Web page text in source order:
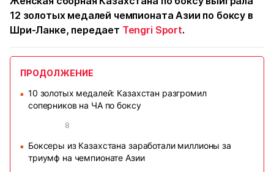
12 золотых медалей чемпионата Азии по боксу в
Шри-Ланке, передает Tengri Sport.
ПРОДОЛЖЕНИЕ
■
10 золотых медалей: Казахстан разгромил
соперников на ЧА по боксу
8
■
Боксеры из Казахстана заработали миллионы за
триумф на чемпионате Азии